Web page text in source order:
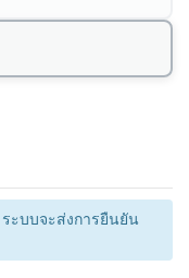
ระบบจะส่งการยืนยัน